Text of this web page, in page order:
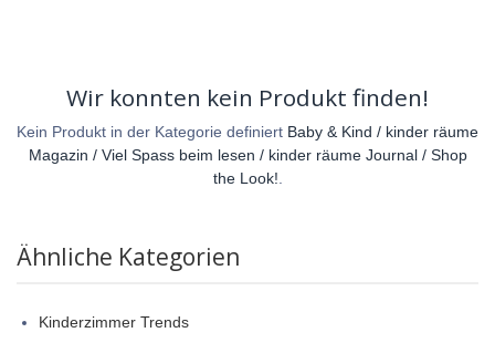
Wir konnten kein Produkt finden!
Kein Produkt in der Kategorie definiert Baby & Kind / kinder räume
Magazin / Viel Spass beim lesen / kinder räume Journal / Shop
the Look!
Ähnliche Kategorien
Kinderzimmer Trends